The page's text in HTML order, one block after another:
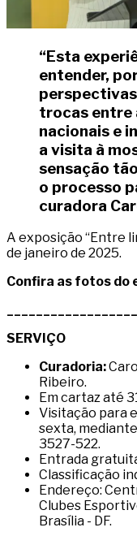
“Esta
entender,
trocas entre
nacionais e
a visita à
sensação
o processo
curadora
A exposição “Entre
de janeiro de 2025.
Confira as fotos do
SERVIÇO
Curadoria:
Ribeiro.
Em cartaz até
Visitação para
sexta,
3527-522.
Entrada
Classificação
Endereço:
Clubes
Brasília - DF.